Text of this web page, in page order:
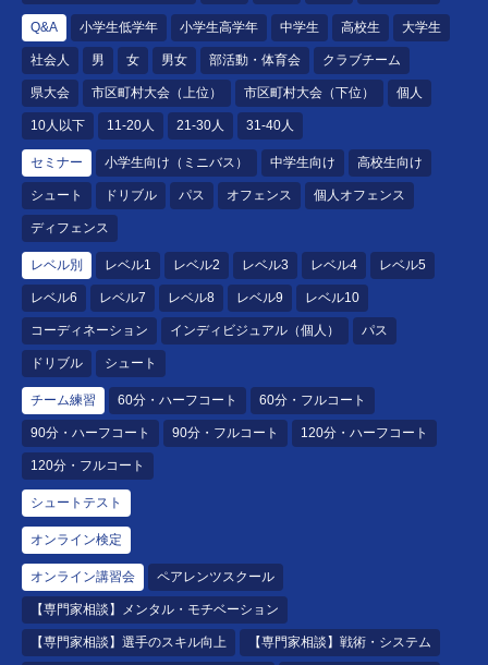
Q&A 小学生低学年 小学生高学年 中学生 高校生 大学生
社会人 男 女 男女 部活動・体育会 クラブチーム
県大会 市区町村大会（上位） 市区町村大会（下位） 個人
10人以下 11-20人 21-30人 31-40人
セミナー 小学生向け（ミニバス） 中学生向け 高校生向け
シュート ドリブル パス オフェンス 個人オフェンス
ディフェンス
レベル別 レベル1 レベル2 レベル3 レベル4 レベル5
レベル6 レベル7 レベル8 レベル9 レベル10
コーディネーション インディビジュアル（個人） パス
ドリブル シュート
チーム練習 60分・ハーフコート 60分・フルコート
90分・ハーフコート 90分・フルコート 120分・ハーフコート
120分・フルコート
シュートテスト
オンライン検定
オンライン講習会 ペアレンツスクール
【専門家相談】メンタル・モチベーション
【専門家相談】選手のスキル向上 【専門家相談】戦術・システム